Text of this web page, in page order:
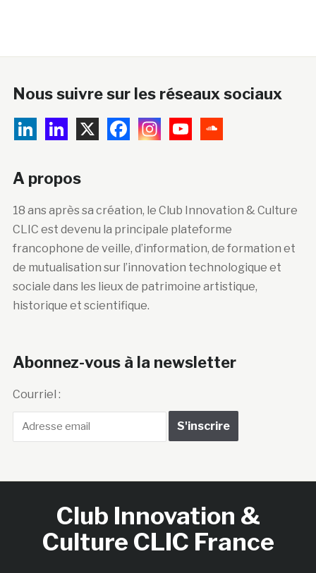
Nous suivre sur les réseaux sociaux
A propos
18 ans après sa création, le Club Innovation & Culture
CLIC est devenu la principale plateforme
francophone de veille, d’information, de formation et
de mutualisation sur l’innovation technologique et
sociale dans les lieux de patrimoine artistique,
historique et scientifique.
Abonnez-vous à la newsletter
Courriel :
Club Innovation &
Culture CLIC France